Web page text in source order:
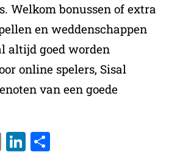
Welkom bonussen of extra
en weddenschappen
altijd goed worden
online spelers, Sisal
van een goede
EmailLinkedIn
Delen